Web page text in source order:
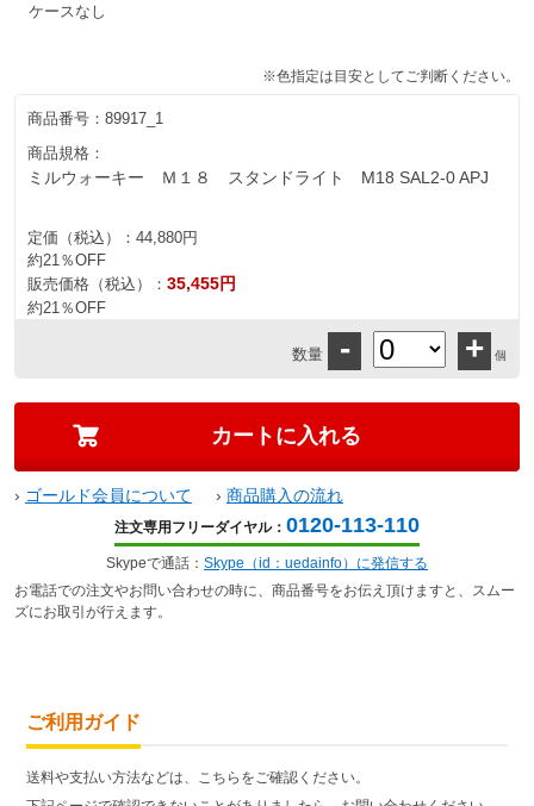
ケースなし
※色指定は目安としてご判断ください。
商品番号： 89917_1
商品規格：
ミルウォーキー Ｍ１８ スタンドライト M18 SAL2-0 APJ
定価（税込）： 44,880円
約21％OFF
販売価格（税込）： 35,455円
約21％OFF
数量 - + 個
› ゴールド会員について › 商品購入の流れ
注文専用フリーダイヤル： 0120-113-110
Skypeで通話： Skype（id：uedainfo）に発信する
お電話での注文やお問い合わせの時に、商品番号をお伝え頂けますと、スムー
ズにお取引が行えます。
ご利用ガイド
送料や支払い方法などは、こちらをご確認ください。